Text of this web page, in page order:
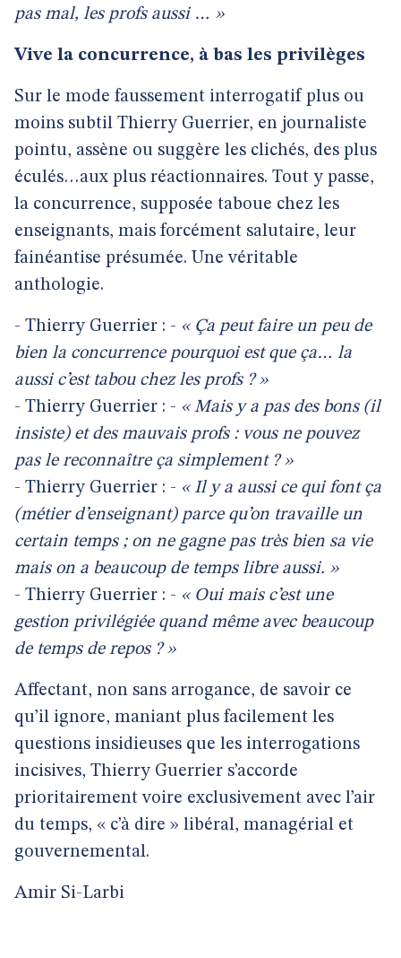
pas mal, les profs aussi … »
Vive la concurrence, à bas les privilèges
Sur le mode faussement interrogatif plus ou
moins subtil Thierry Guerrier, en journaliste
pointu, assène ou suggère les clichés, des plus
éculés…aux plus réactionnaires. Tout y passe,
la concurrence, supposée taboue chez les
enseignants, mais forcément salutaire, leur
fainéantise présumée. Une véritable
anthologie.
- Thierry Guerrier : - « Ça peut faire un peu de
bien la concurrence pourquoi est que ça… la
aussi c’est tabou chez les profs ? »
- Thierry Guerrier : - « Mais y a pas des bons (il
insiste) et des mauvais profs : vous ne pouvez
pas le reconnaître ça simplement ? »
- Thierry Guerrier : - « Il y a aussi ce qui font ça
(métier d’enseignant) parce qu’on travaille un
certain temps ; on ne gagne pas très bien sa vie
mais on a beaucoup de temps libre aussi. »
- Thierry Guerrier : - « Oui mais c’est une
gestion privilégiée quand même avec beaucoup
de temps de repos ? »
Affectant, non sans arrogance, de savoir ce
qu’il ignore, maniant plus facilement les
questions insidieuses que les interrogations
incisives, Thierry Guerrier s’accorde
prioritairement voire exclusivement avec l’air
du temps, « c’à dire » libéral, managérial et
gouvernemental.
Amir Si-Larbi